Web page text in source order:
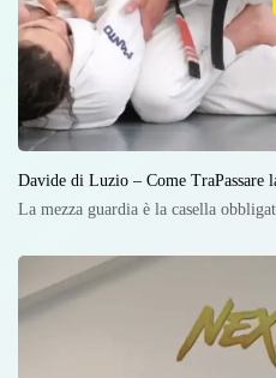
Davide di Luzio – Come TraPassare
La mezza guardia è la casella